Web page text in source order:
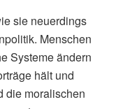
sie neuerdings
Menschen
Systeme ändern
hält und
die moralischen